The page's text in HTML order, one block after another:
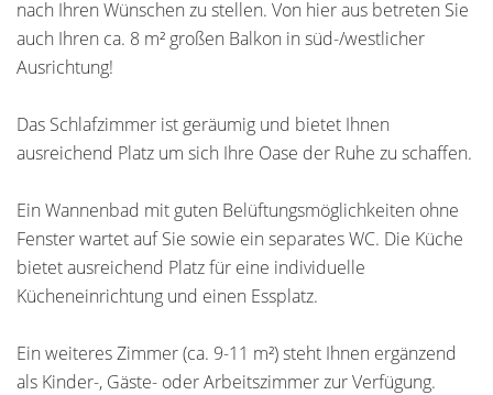
nach Ihren Wünschen zu stellen. Von hier aus betreten Sie
auch Ihren ca. 8 m² großen Balkon in süd-/westlicher
Ausrichtung!
Das Schlafzimmer ist geräumig und bietet Ihnen
ausreichend Platz um sich Ihre Oase der Ruhe zu schaffen.
Ein Wannenbad mit guten Belüftungsmöglichkeiten ohne
Fenster wartet auf Sie sowie ein separates WC. Die Küche
bietet ausreichend Platz für eine individuelle
Kücheneinrichtung und einen Essplatz.
Ein weiteres Zimmer (ca. 9-11 m²) steht Ihnen ergänzend
als Kinder-, Gäste- oder Arbeitszimmer zur Verfügung.